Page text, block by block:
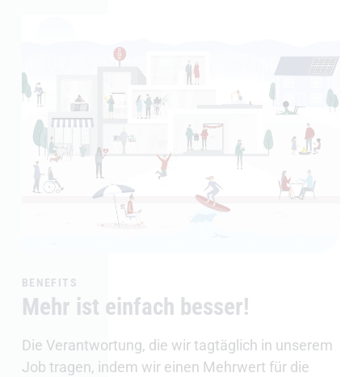
BENEFITS
Mehr ist einfach besser!
Die Verantwortung, die wir tagtäglich in unserem
Job tragen, indem wir einen Mehrwert für die